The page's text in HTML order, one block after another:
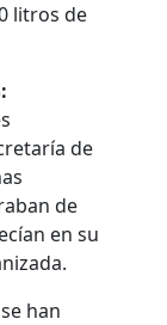
litros de
de
de
en su
han